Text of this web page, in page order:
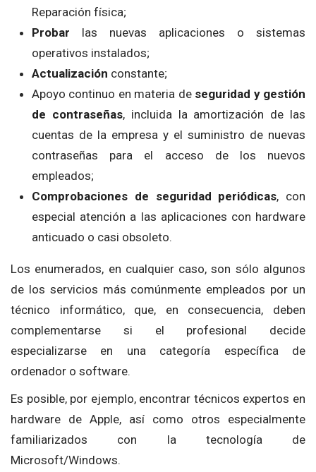
Reparación física;
Probar las nuevas aplicaciones o sistemas
operativos instalados;
Actualización constante;
Apoyo continuo en materia de seguridad y gestión
de contraseñas, incluida la amortización de las
cuentas de la empresa y el suministro de nuevas
contraseñas para el acceso de los nuevos
empleados;
Comprobaciones de seguridad periódicas, con
especial atención a las aplicaciones con hardware
anticuado o casi obsoleto.
Los enumerados, en cualquier caso, son sólo algunos
de los servicios más comúnmente empleados por un
técnico informático, que, en consecuencia, deben
complementarse si el profesional decide
especializarse en una categoría específica de
ordenador o software.
Es posible, por ejemplo, encontrar técnicos expertos en
hardware de Apple, así como otros especialmente
familiarizados con la tecnología de
Microsoft/Windows.